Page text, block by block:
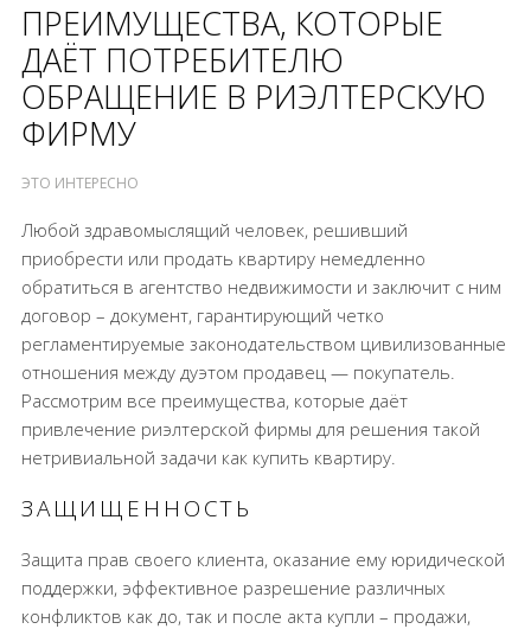
ПРЕИМУЩЕСТВА, КОТОРЫЕ
ДАЁТ ПОТРЕБИТЕЛЮ
ОБРАЩЕНИЕ В РИЭЛТЕРСКУЮ
ФИРМУ
ЭТО ИНТЕРЕСНО
Любой здравомыслящий человек, решивший
приобрести или продать квартиру немедленно
обратиться в агентство недвижимости и заключит с ним
договор – документ, гарантирующий четко
регламентируемые законодательством цивилизованные
отношения между дуэтом продавец — покупатель.
Рассмотрим все преимущества, которые даёт
привлечение риэлтерской фирмы для решения такой
нетривиальной задачи как купить квартиру.
ЗАЩИЩЕННОСТЬ
Защита прав своего клиента, оказание ему юридической
поддержки, эффективное разрешение различных
конфликтов как до, так и после акта купли – продажи,